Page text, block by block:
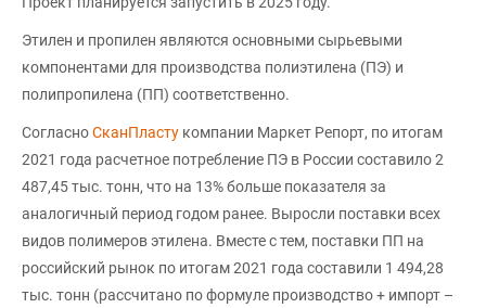
Этилен и пропилен являются основными сырьевыми
компонентами для производства полиэтилена (ПЭ) и
полипропилена (ПП) соответственно.
СогласноСканПласту компании Маркет Репорт, по итогам
2021 года расчетное потребление ПЭ в России составило 2
487,45 тыс. тонн, что на 13% больше показателя за
аналогичный период годом ранее. Выросли поставки всех
видов полимеров этилена. Вместе с тем, поставки ПП на
российский рынок по итогам 2021 года составили 1 494,28
тыс. тонн (рассчитано по формуле производство + импорт –